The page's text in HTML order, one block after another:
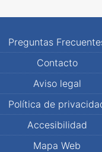
Preguntas
Contacto
Aviso legal
Política de
Accesibilidad
Mapa Web